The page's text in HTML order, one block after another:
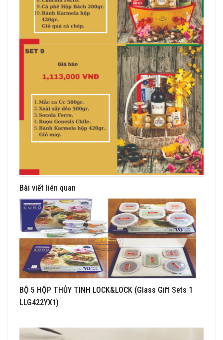
Bài viết liên quan
BỘ 5 HỘP THỦY TINH LOCK&LOCK (Glass Gift Sets 1
LLG422YX1)